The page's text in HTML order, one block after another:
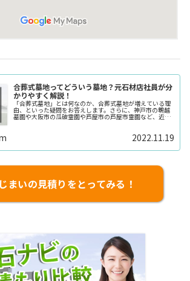
合葬式墓地ってどういう墓地？元石材店社員が分
かりやすく解説！
「合葬式墓地」とは何なのか、合葬式墓地が増えている理
由、といった疑問をお答えします。さらに、神戸市の鵯越
墓園や大阪市の瓜破霊園や芦屋市の芦屋市霊園など、近畿
圏にある合葬式墓地を一覧にまとめています。このページ
2022.11.19
まいの見積りをとってみる！